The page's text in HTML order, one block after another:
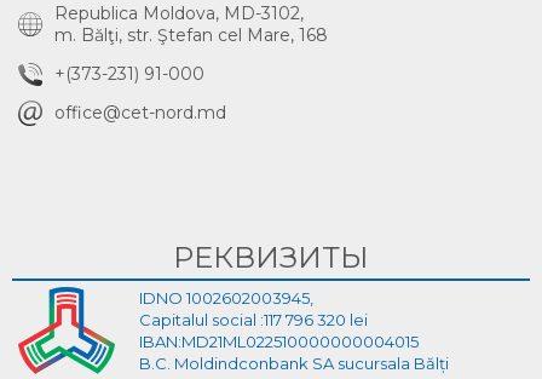
Republica Moldova, MD-3102,
m. Bălţi, str. Ştefan cel Mare, 168
+(373-231) 91-000
office@cet-nord.md
РЕКВИЗИТЫ
IDNO 1002602003945,
Capitalul social :117 796 320 lei
IBAN:MD21ML022510000000004015
B.C. Moldindconbank SA sucursala Bălți